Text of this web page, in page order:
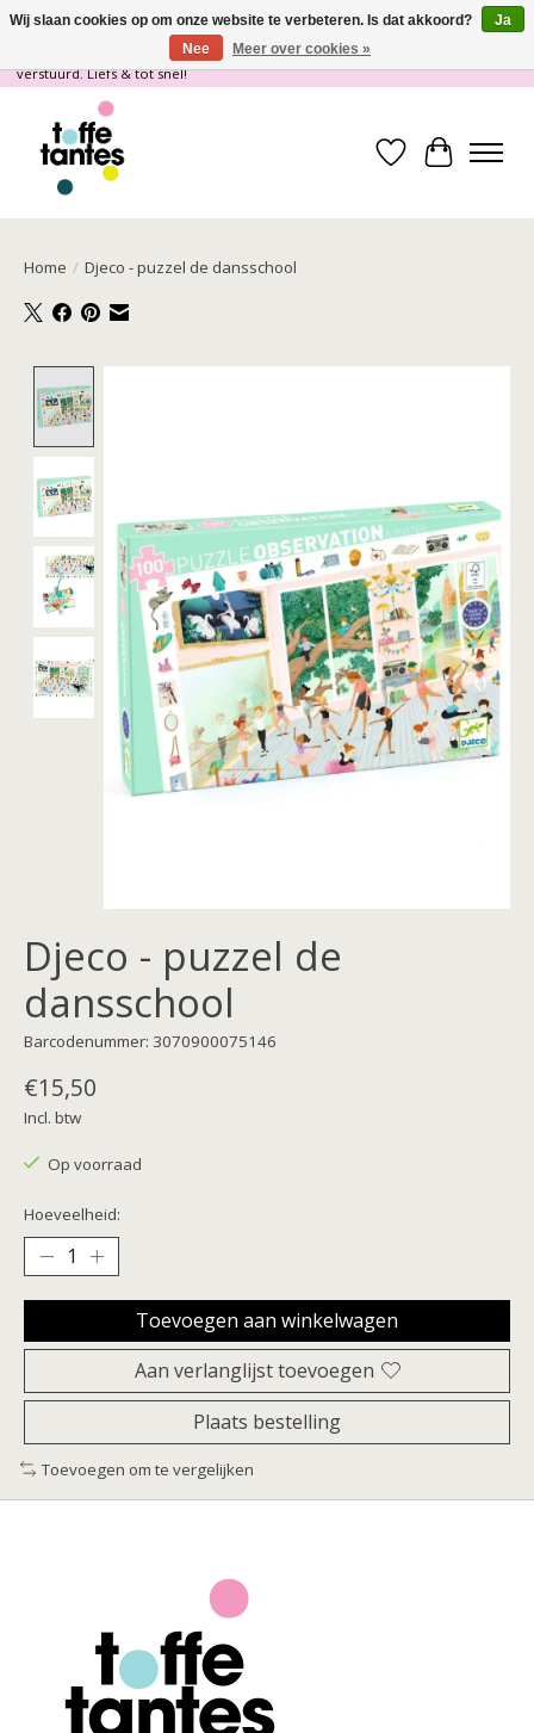
Wij gaan op vakantie! vanaf 4 juli t/m 21 juli worden er geen pakketjes
verstuurd. Liefs & tot snel!
Verlanglijst
Home / Djeco - puzzel de dansschool
Djeco - puzzel de
dansschool
Barcodenummer: 3070900075146
€15,50
Incl. btw
Op voorraad
Hoeveelheid:
Toevoegen aan winkelwagen
Aan verlanglijst toevoegen
Plaats bestelling
Toevoegen om te vergelijken
Wij slaan cookies op om onze website te verbeteren. Is dat akkoord?
Ja
Nee
Meer over cookies »